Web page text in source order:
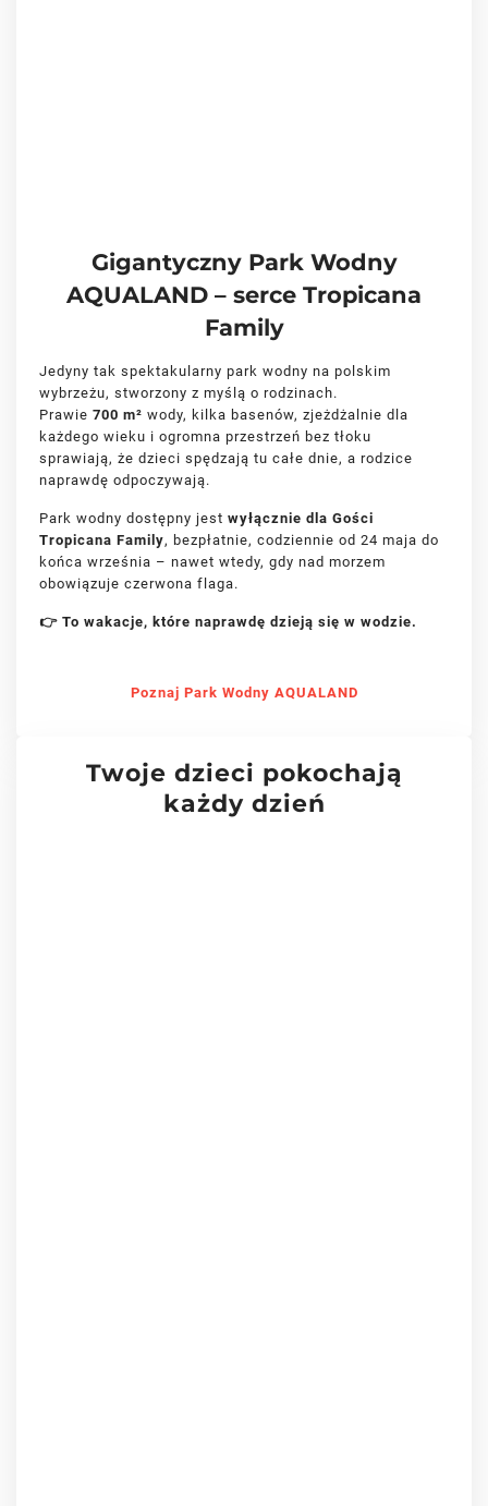
Gigantyczny Park Wodny
AQUALAND – serce Tropicana
Family
Jedyny tak spektakularny park wodny na polskim
wybrzeżu, stworzony z myślą o rodzinach.
Prawie 700 m² wody, kilka basenów, zjeżdżalnie dla
każdego wieku i ogromna przestrzeń bez tłoku
sprawiają, że dzieci spędzają tu całe dnie, a rodzice
naprawdę odpoczywają.
Park wodny dostępny jest wyłącznie dla Gości
Tropicana Family, bezpłatnie, codziennie od 24 maja do
końca września – nawet wtedy, gdy nad morzem
obowiązuje czerwona flaga.
👉 To wakacje, które naprawdę dzieją się w wodzie.
Poznaj Park Wodny AQUALAND
Twoje dzieci pokochają
każdy dzień